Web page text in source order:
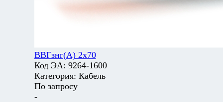
ВВГзнг(А) 2х70
Код ЭА: 9264-1600
Категория: Кабель
По запросу
-